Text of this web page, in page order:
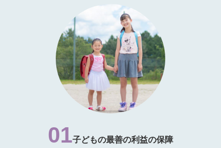
01子どもの最善の利益の保障